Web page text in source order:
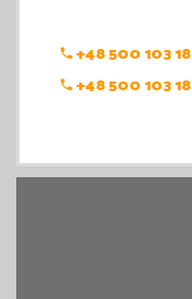
+48 500 103
+48 500 103